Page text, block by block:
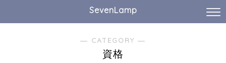
SevenLamp
― CATEGORY ―
資格